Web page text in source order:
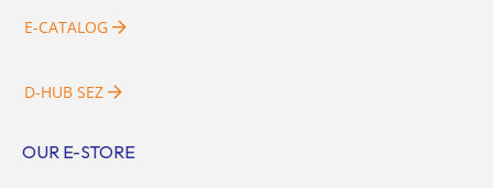
E-CATALOG
D-HUB SEZ
OUR E-STORE